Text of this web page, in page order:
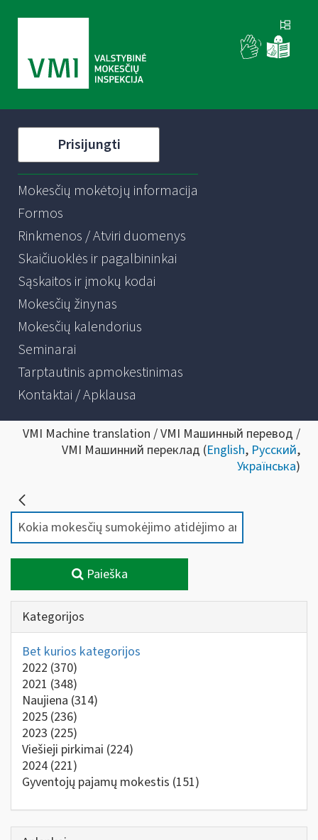
Prisijungti
Mokesčių mokėtojų informacija
Formos
Rinkmenos / Atviri duomenys
Skaičiuoklės ir pagalbininkai
Sąskaitos ir įmokų kodai
Mokesčių žinynas
Mokesčių kalendorius
Seminarai
Tarptautinis apmokestinimas
Kontaktai / Apklausa
VMI Machine translation / VMI Машинный перевод /
VMI Машинний переклад (English, Русский,
Українська)
Paieška
Kategorijos
Bet kurios kategorijos
2022 (370)
2021 (348)
Naujiena (314)
2025 (236)
2023 (225)
Viešieji pirkimai (224)
2024 (221)
Gyventojų pajamų mokestis (151)